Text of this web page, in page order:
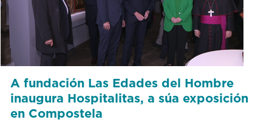
A fundación Las Edades del Hombre
inaugura Hospitalitas, a súa exposición
en Compostela